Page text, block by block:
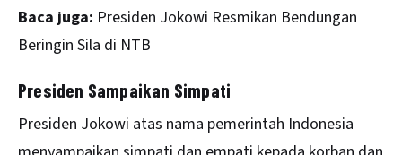
Baca juga: Presiden Jokowi Resmikan Bendungan
Beringin Sila di NTB
Presiden Sampaikan Simpati
Presiden Jokowi atas nama pemerintah Indonesia